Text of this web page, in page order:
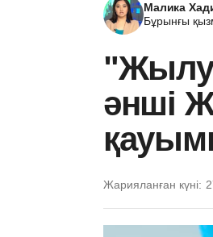
Малика
Бұрынғы
әнші
Жарияланған күні: